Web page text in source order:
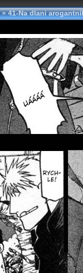
»41-Na dlani